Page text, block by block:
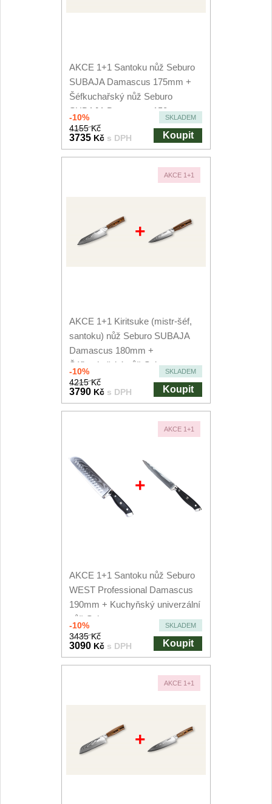
AKCE 1+1 Santoku nůž Seburo
SUBAJA Damascus 175mm +
Šéfkuchařský nůž Seburo
SUBAJA Damascus 150mm
-10% SKLADEM
4155 Kč
3735 Kč s DPH Koupit
AKCE 1+1
+
AKCE 1+1 Kiritsuke (mistr-šéf,
santoku) nůž Seburo SUBAJA
Damascus 180mm +
Šéfkuchařský nůž Seburo...
-10% SKLADEM
4215 Kč
3790 Kč s DPH Koupit
AKCE 1+1
+
AKCE 1+1 Santoku nůž Seburo
WEST Professional Damascus
190mm + Kuchyňský univerzální
nůž Seburo...
-10% SKLADEM
3435 Kč
3090 Kč s DPH Koupit
AKCE 1+1
+